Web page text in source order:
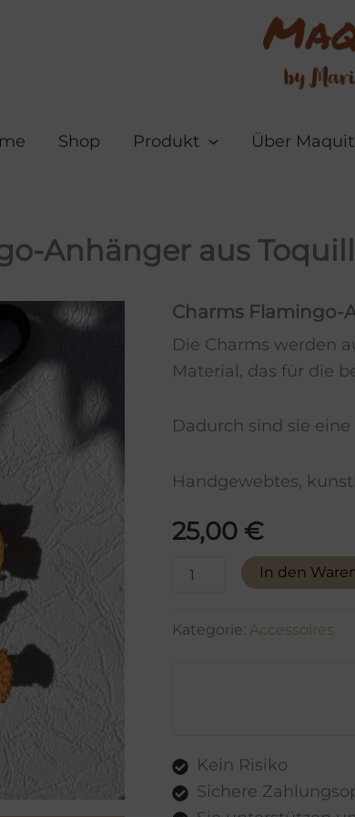
Shop Produkt Über
Anhänger aus
Charms Flamingo-
Die Charms werden
Material, das für die
Dadurch sind sie
Handgewebtes,
25,00 €
Flamingo-
Toquilla-
In den
Kategorie: Accessoires
Kein Risiko
Sichere